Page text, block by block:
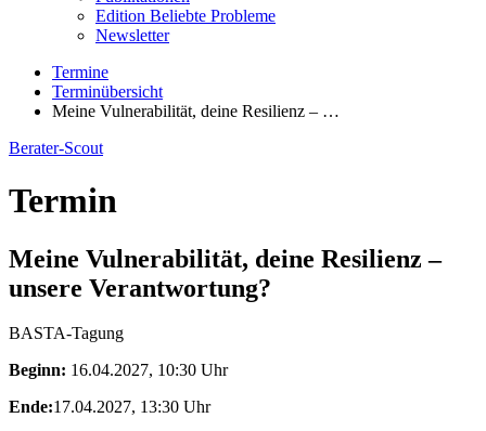
Edition Beliebte Probleme
Newsletter
Termine
Terminübersicht
Meine Vulnerabilität, deine Resilienz – …
Berater-Scout
Termin
Meine Vulnerabilität, deine Resilienz –
unsere Verantwortung?
BASTA-Tagung
Beginn: 16.04.2027, 10:30 Uhr
Ende:17.04.2027, 13:30 Uhr